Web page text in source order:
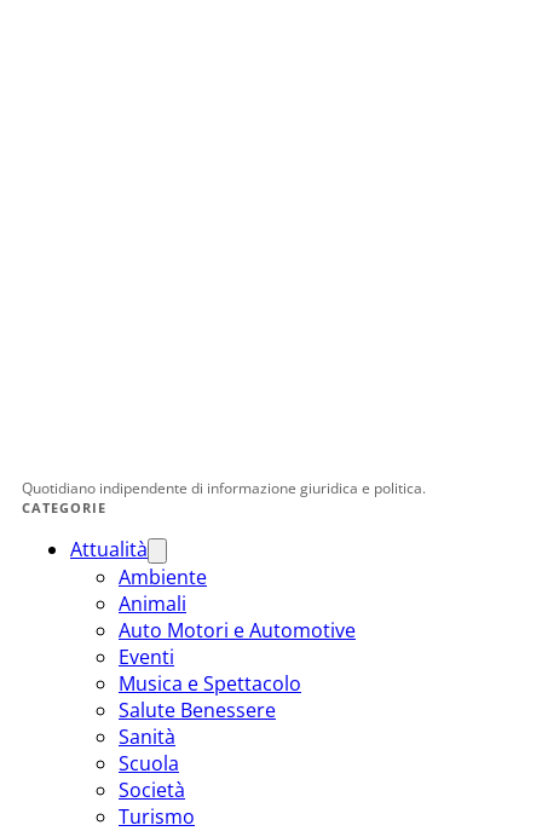
Quotidiano indipendente di informazione giuridica e politica.
CATEGORIE
Attualità
Ambiente
Animali
Auto Motori e Automotive
Eventi
Musica e Spettacolo
Salute Benessere
Sanità
Scuola
Società
Turismo